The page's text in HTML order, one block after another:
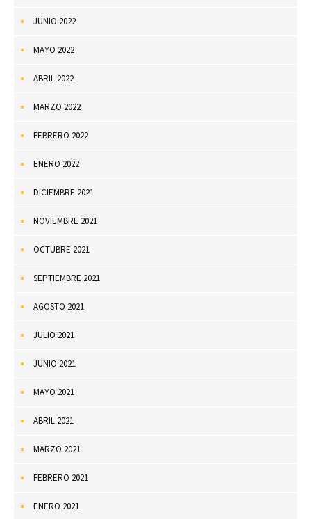
JUNIO 2022
MAYO 2022
ABRIL 2022
MARZO 2022
FEBRERO 2022
ENERO 2022
DICIEMBRE 2021
NOVIEMBRE 2021
OCTUBRE 2021
SEPTIEMBRE 2021
AGOSTO 2021
JULIO 2021
JUNIO 2021
MAYO 2021
ABRIL 2021
MARZO 2021
FEBRERO 2021
ENERO 2021